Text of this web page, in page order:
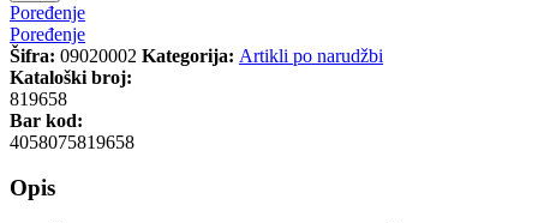
Poređenje
Poređenje
Šifra: 09020002 Kategorija: Artikli po narudžbi
Kataloški broj:
819658
Bar kod:
4058075819658
Opis